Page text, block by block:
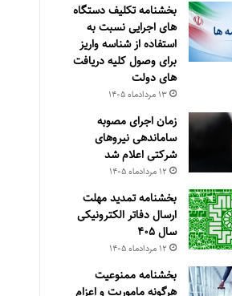
بخشنامه تکلیف دستگاه
های اجرایی نسبت به
استفاده از شناسه واریز
برای وصول کلیه دریافت
های دولت
۱۳ مرداد‌ماه ۱۴۰۵
زمان اجرای مصوبه
ساماندهی نیروهای
شرکتی اعلام شد
۱۲ مرداد‌ماه ۱۴۰۵
بخشنامه تمدید مهلت
ارسال دفاتر الکترونیکی
سال ۴۰۵
۱۲ مرداد‌ماه ۱۴۰۵
بخشنامه ممنوعیت
هرگونه ماموریت و اعزام